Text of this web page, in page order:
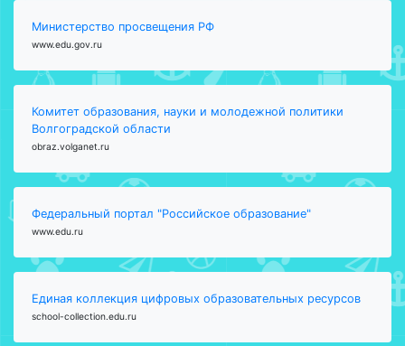
Министерство просвещения РФ
www.edu.gov.ru
Комитет образования, науки и молодежной политики
Волгоградской области
obraz.volganet.ru
Федеральный портал "Российское образование"
www.edu.ru
Единая коллекция цифровых образовательных ресурсов
school-collection.edu.ru